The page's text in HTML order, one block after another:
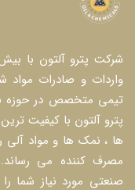
واردات و صادرات مواد
تیمی متخصص در حوزه
پترو آلتون با کیفیت
ها ، نمک ها و مواد
مصرف کننده می
صنعتی مورد نیاز شما